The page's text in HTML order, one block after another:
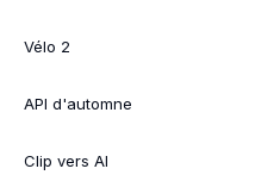
Vélo 2
API d'automne
Clip vers AI